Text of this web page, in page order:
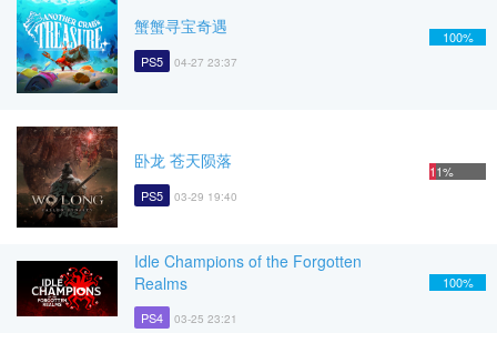
蟹蟹寻宝奇遇
PS5 04-27 23:37
100%
卧龙 苍天陨落
PS5 03-29 19:40
11%
Idle Champions of the Forgotten
Realms
PS4 03-25 23:21
100%